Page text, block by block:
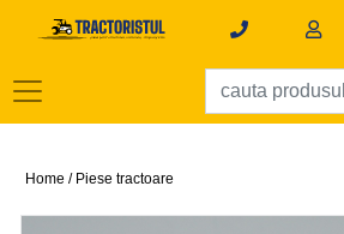
Home / Piese tractoare